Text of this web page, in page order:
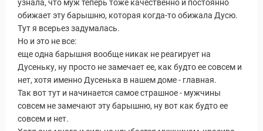
узнала, что муж теперь тоже качественно и постоянно
обижает эту барышню, которая когда-то обижала Дусю.
Тут я всерьез задумалась.
Но и это не все:
еще одна барышня вообще никак не реагирует на
Дусеньку, ну просто не замечает ее, как будто ее совсем и
нет, хотя именно Дусенька в нашем доме - главная.
Так вот тут и начинается самое страшное - мужчины
совсем не замечают эту барышню, ну вот как будто ее
совсем и нет.